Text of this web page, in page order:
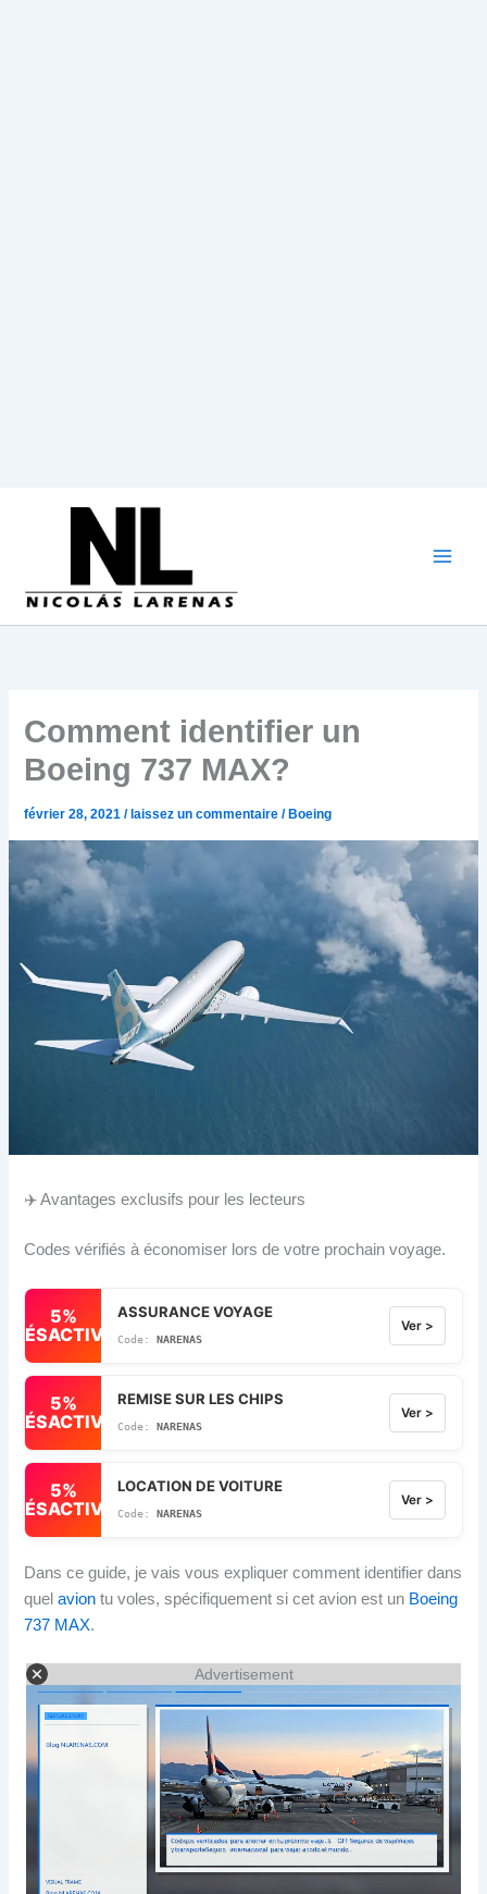
Comment identifier un
Boeing 737 MAX?
février 28, 2021/ laissez un commentaire / Boeing
✈️ Avantages exclusifs pour les lecteurs
Codes vérifiés à économiser lors de votre prochain voyage.
5%
DÉSACTIVÉ
ASSURANCE VOYAGE
NARENAS
Ver >
5%
DÉSACTIVÉ
REMISE SUR LES CHIPS
NARENAS
Ver >
5%
DÉSACTIVÉ
LOCATION DE VOITURE
NARENAS
Ver >
Dans ce guide, je vais vous expliquer comment identifier dans
quelavion tu voles, spécifiquement si cet avion est un Boeing
737 MAX.
Advertisement